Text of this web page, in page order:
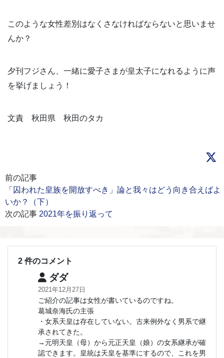
このような女性差別はなくさなければならないと思いませ
んか？
夕刊フジさん、一緒に愛子さまが皇太子になれるように声
を挙げましょう！
文責 秋田県 秋田のタカ
前の記事
「囚われた皇族を開放すべき」論と我々はどう向き合えばよ
いか？（下）
次の記事 2021年を振り返って
2 件のコメント
ダダ
2021年12月27日
ご紹介の記事は女性が書いているのですね。
葛城奈海氏の主張
・女系天皇は存在していない。古来例外なく男系で継
承されてきた。
→元明天皇（母）から元正天皇（娘）の女系継承が確
認できます。皇統は天皇を基準にするので、これを男